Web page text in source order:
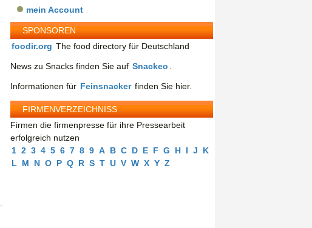
mein Account
SPONSOREN
foodir.org The food directory für Deutschland
News zu Snacks finden Sie auf Snackeo
Informationen für Feinsnacker finden Sie hier.
FIRMENVERZEICHNISS
Firmen die firmenpresse für ihre Pressearbeit
erfolgreich nutzen
1 2 3 4 5 6 7 8 9 A B C D E F G H I J
K
L
M N O P Q R S T U V W X Y Z